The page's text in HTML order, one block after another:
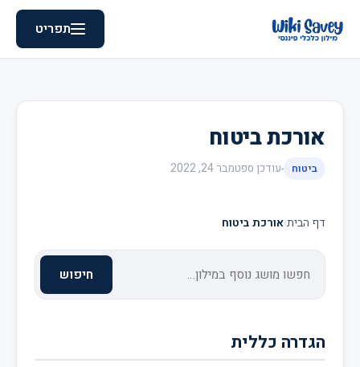
תפריט
אורכת ביטוח
ביטוח עודכן ספטמבר 24, 2022
דף הבית›אורכת ביטוח
חיפוש
הגדרה כללית